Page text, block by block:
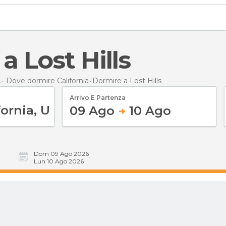
a Lost Hills
Dove dormire California Dormire a Lost Hills
Arrivo E Partenza
09 Ago 10 Ago
Dom 09 Ago 2026
Lun 10 Ago 2026